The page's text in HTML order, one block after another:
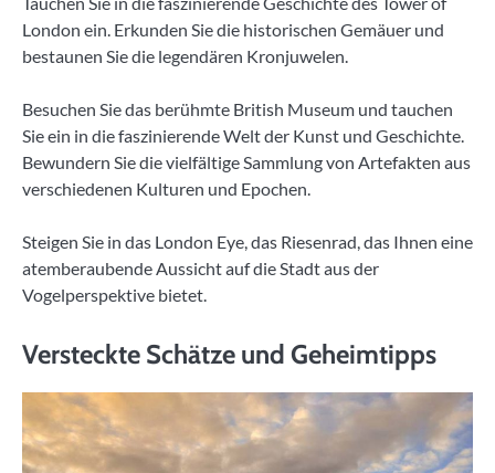
London ein. Erkunden Sie die historischen Gemäuer und
bestaunen Sie die legendären Kronjuwelen.
Besuchen Sie das berühmte British Museum und tauchen
Sie ein in die faszinierende Welt der Kunst und Geschichte.
Bewundern Sie die vielfältige Sammlung von Artefakten aus
verschiedenen Kulturen und Epochen.
Steigen Sie in das London Eye, das Riesenrad, das Ihnen eine
atemberaubende Aussicht auf die Stadt aus der
Vogelperspektive bietet.
Versteckte Schätze und Geheimtipps